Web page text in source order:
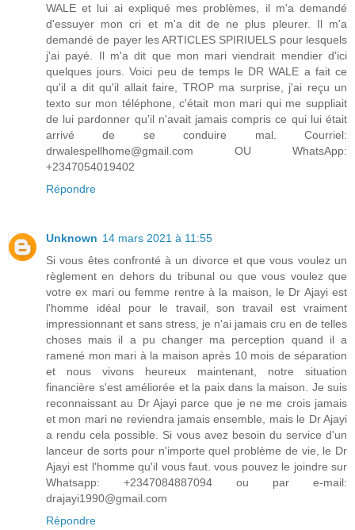
WALE et lui ai expliqué mes problèmes, il m'a demandé
d'essuyer mon cri et m'a dit de ne plus pleurer. Il m'a
demandé de payer les ARTICLES SPIRIUELS pour lesquels
j'ai payé. Il m'a dit que mon mari viendrait mendier d'ici
quelques jours. Voici peu de temps le DR WALE a fait ce
qu'il a dit qu'il allait faire, TROP ma surprise, j'ai reçu un
texto sur mon téléphone, c'était mon mari qui me suppliait
de lui pardonner qu'il n'avait jamais compris ce qui lui était
arrivé de se conduire mal. Courriel:
drwalespellhome@gmail.com OU WhatsApp:
+2347054019402
Répondre
Unknown 14 mars 2021 à 11:55
Si vous êtes confronté à un divorce et que vous voulez un
règlement en dehors du tribunal ou que vous voulez que
votre ex mari ou femme rentre à la maison, le Dr Ajayi est
l'homme idéal pour le travail, son travail est vraiment
impressionnant et sans stress, je n'ai jamais cru en de telles
choses mais il a pu changer ma perception quand il a
ramené mon mari à la maison après 10 mois de séparation
et nous vivons heureux maintenant, notre situation
financière s'est améliorée et la paix dans la maison. Je suis
reconnaissant au Dr Ajayi parce que je ne me crois jamais
et mon mari ne reviendra jamais ensemble, mais le Dr Ajayi
a rendu cela possible. Si vous avez besoin du service d'un
lanceur de sorts pour n'importe quel problème de vie, le Dr
Ajayi est l'homme qu'il vous faut. vous pouvez le joindre sur
Whatsapp: +2347084887094 ou par e-mail:
drajayi1990@gmail.com
Répondre